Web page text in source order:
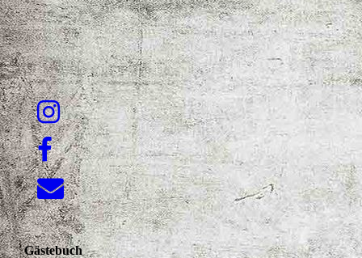
Gästebuch